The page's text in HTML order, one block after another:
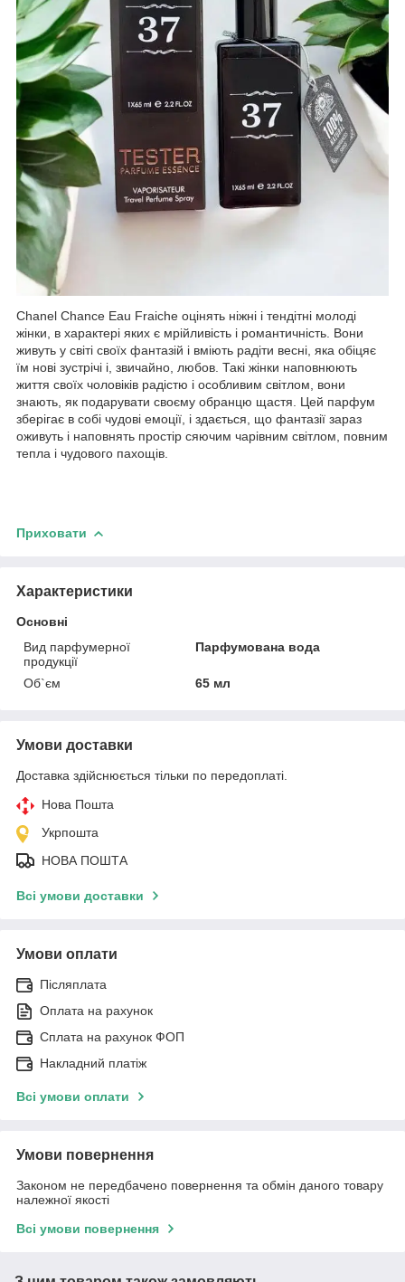
Chanel Chance Eau Fraiche оцінять ніжні і тендітні молоді
жінки, в характері яких є мрійливість і романтичність. Вони
живуть у світі своїх фантазій і вміють радіти весні, яка обіцяє
їм нові зустрічі і, звичайно, любов. Такі жінки наповнюють
життя своїх чоловіків радістю і особливим світлом, вони
знають, як подарувати своєму обранцю щастя. Цей парфум
зберігає в собі чудові емоції, і здається, що фантазії зараз
оживуть і наповнять простір сяючим чарівним світлом, повним
тепла і чудового пахощів.
Приховати
Характеристики
Основні
Вид парфумерної
продукції
Парфумована вода
Об`єм 65 мл
Умови доставки
Доставка здійснюється тільки по передоплаті.
Нова Пошта
Укрпошта
НОВА ПОШТА
Всі умови доставки
Умови оплати
Післяплата
Оплата на рахунок
Сплата на рахунок ФОП
Накладний платіж
Всі умови оплати
Умови повернення
Законом не передбачено повернення та обмін даного товару
належної якості
Всі умови повернення